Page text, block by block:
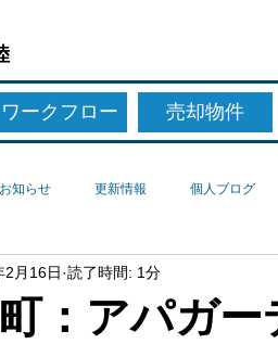
お知らせ 更新情報 個人ブログ
：アパガ
2月16日 読了時間: 1分
ワークフロー 売却物件